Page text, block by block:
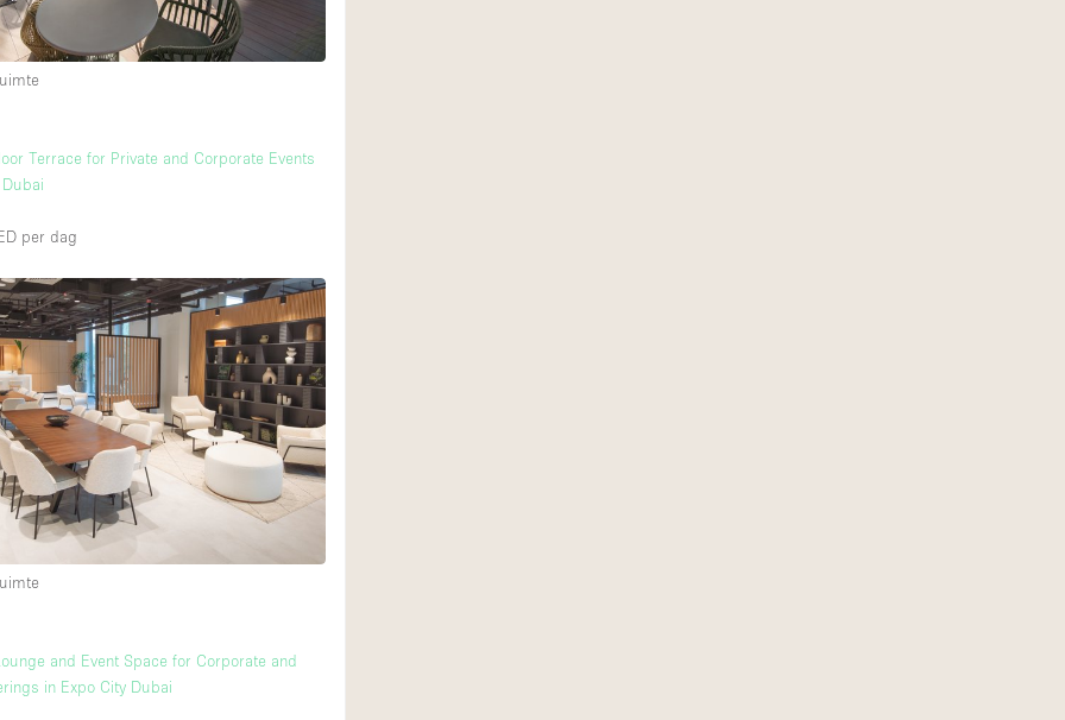
Terrace for Private and Corporate Events
per dag
and Event Space for Corporate and
in Expo City Dubai